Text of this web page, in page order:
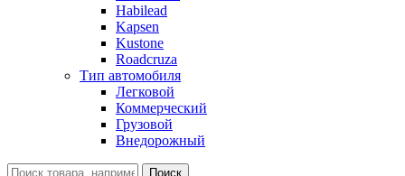
Habilead
Kapsen
Kustone
Roadcruza
Тип автомобиля
Легковой
Коммерческий
Грузовой
Внедорожный